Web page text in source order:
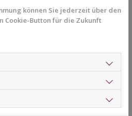
Varianten klassischer
stehen auch kleinere oder
In der modernen
die sowohl funktional als auch
und zum
Interessierte auf der Seite
können Sie jederzeit über den
Cookie-Button für die Zukunft